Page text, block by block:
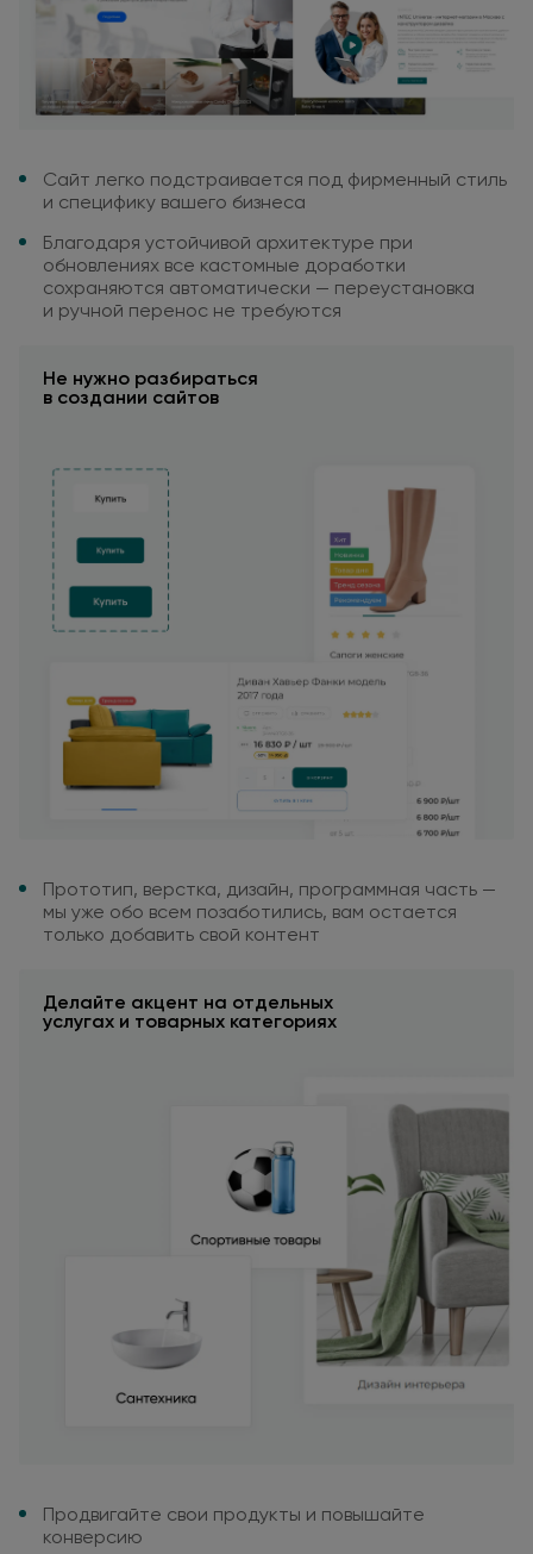
Сайт легко подстраивается под фирменный стиль
и специфику вашего бизнеса
Благодаря устойчивой архитектуре при
обновлениях все кастомные доработки
сохраняются автоматически — переустановка
и ручной перенос не требуются
Не нужно разбираться
в создании сайтов
Прототип, верстка, дизайн, программная часть —
мы уже обо всем позаботились, вам остается
только добавить свой контент
Делайте акцент на отдельных
услугах и товарных категориях
Продвигайте свои продукты и повышайте
конверсию